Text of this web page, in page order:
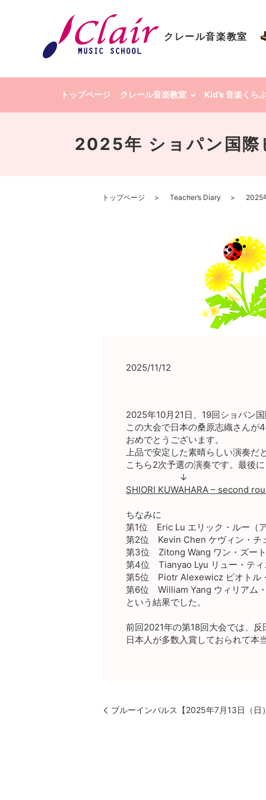
クレール音楽教室
トップページ クレール音楽教室 Kid’s 音楽くら
2025年 ショパン国際
トップページ Teacher’s Diary 2025
2025/11/12
2025年10月21日、19回ショパン
この大会で日本の桑原志織さんが
おめでとうございます。
上品で安定した素晴らしい演奏だ
こちら2次予選の演奏です。最後
↓
SHIORI KUWAHARA – second
ちなみに
第1位 Eric Lu エリック・ルー（
第2位 Kevin Chen ケヴィン・チ
第3位 Zitong Wang ワン・ズー
第4位 Tianyao Lyu リュー・ティ
第5位 Piotr Alexewicz ピオトル
第6位 William Yang ウィリアム
という結果でした。
前回2021年の第18回大会では、
日本人が多数入賞しておられて本
ブルーインパルス【2025年7月13日（日